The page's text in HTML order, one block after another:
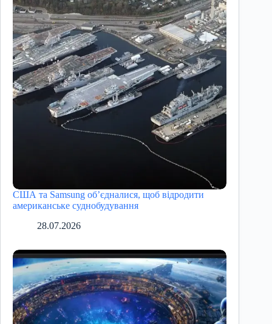
США та Samsung об’єдналися, щоб відродити
американське суднобудування
28.07.2026